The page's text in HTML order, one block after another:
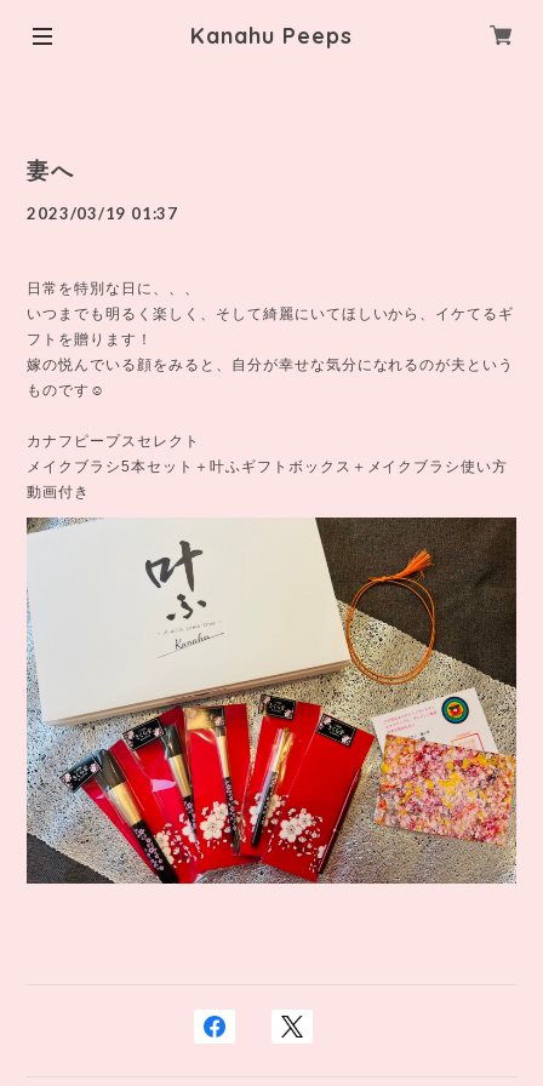
Kanahu Peeps
妻へ
2023/03/19 01:37
日常を特別な日に、、、
いつまでも明るく楽しく、そして綺麗にいてほしいから、イケてるギ
フトを贈ります！
嫁の悦んでいる顔をみると、自分が幸せな気分になれるのが夫という
ものです☺
カナフピープスセレクト
メイクブラシ5本セット＋叶ふギフトボックス＋メイクブラシ使い方
動画付き